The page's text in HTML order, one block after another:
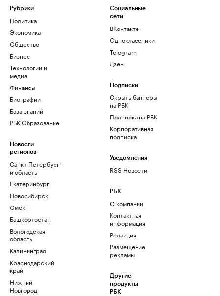
Рубрики
Политика
Экономика
Общество
Бизнес
Технологии и
медиа
Финансы
Биографии
База знаний
РБК Образование
Новости
регионов
Санкт-Петербург
и область
Екатеринбург
Новосибирск
Омск
Башкортостан
Вологодская
область
Калининград
Краснодарский
край
Нижний
Новгород
Социальные
сети
ВКонтакте
Одноклассники
Telegram
Дзен
Подписки
Скрыть баннеры
на РБК
Подписка на РБК
Корпоративная
подписка
Уведомления
RSS Новости
РБК
О компании
Контактная
информация
Редакция
Размещение
рекламы
Другие
продукты
РБК